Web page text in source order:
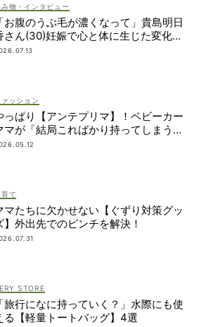
物・インタビュー
「お腹のうぶ毛が濃くなって」貴島明日
さん(30)妊娠で心と体に生じた変化も
愛しいです」
ァッション
っぱり【アンテプリマ】！ベビーカー
マが「結局こればかり持ってしまう」
得の理由
て
マたちに欠かせない【ぐずり対策グッ
】外出先でのピンチを解決！
STORE
「旅行になに持っていく？」水際にも使
る【軽量トートバッグ】4選